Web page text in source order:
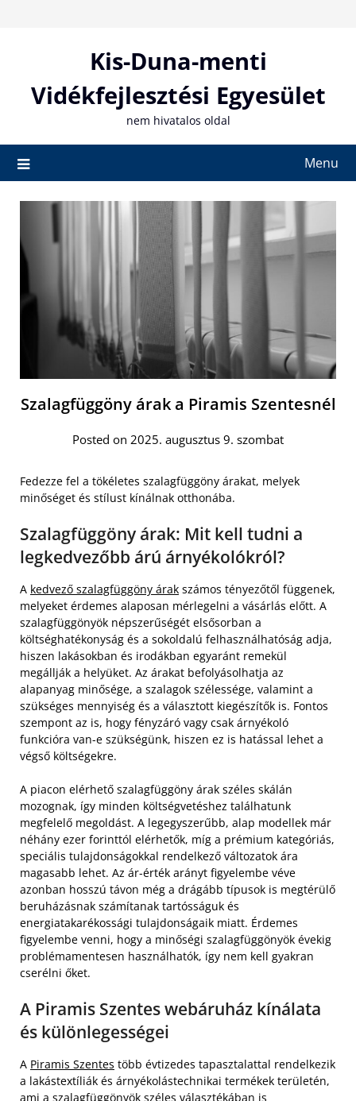
Kis-Duna-menti
Vidékfejlesztési Egyesület
nem hivatalos oldal
Menu
Szalagfüggöny árak a Piramis Szentesnél
Posted on 2025. augusztus 9. szombat
Fedezze fel a tökéletes szalagfüggöny árakat, melyek
minőséget és stílust kínálnak otthonába.
Szalagfüggöny árak: Mit kell tudni a
legkedvezőbb árú árnyékolókról?
A kedvező szalagfüggöny árak számos tényezőtől függenek,
melyeket érdemes alaposan mérlegelni a vásárlás előtt. A
szalagfüggönyök népszerűségét elsősorban a
költséghatékonyság és a sokoldalú felhasználhatóság adja,
hiszen lakásokban és irodákban egyaránt remekül
megállják a helyüket. Az árakat befolyásolhatja az
alapanyag minősége, a szalagok szélessége, valamint a
szükséges mennyiség és a választott kiegészítők is. Fontos
szempont az is, hogy fényzáró vagy csak árnyékoló
funkcióra van-e szükségünk, hiszen ez is hatással lehet a
végső költségekre.
A piacon elérhető szalagfüggöny árak széles skálán
mozognak, így minden költségvetéshez találhatunk
megfelelő megoldást. A legegyszerűbb, alap modellek már
néhány ezer forinttól elérhetők, míg a prémium kategóriás,
speciális tulajdonságokkal rendelkező változatok ára
magasabb lehet. Az ár-érték arányt figyelembe véve
azonban hosszú távon még a drágább típusok is megtérülő
beruházásnak számítanak tartósságuk és
energiatakarékossági tulajdonságaik miatt. Érdemes
figyelembe venni, hogy a minőségi szalagfüggönyök évekig
problémamentesen használhatók, így nem kell gyakran
cserélni őket.
A Piramis Szentes webáruház kínálata
és különlegességei
A Piramis Szentes több évtizedes tapasztalattal rendelkezik
a lakástextíliák és árnyékolástechnikai termékek területén,
ami a szalagfüggönyök széles választékában is